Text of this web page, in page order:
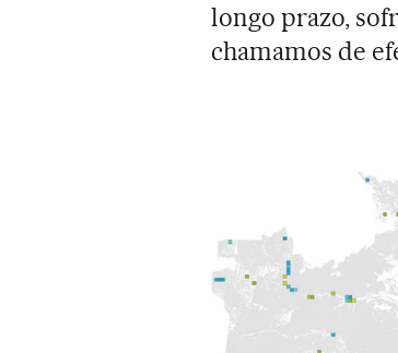
longo prazo,
chamamos de